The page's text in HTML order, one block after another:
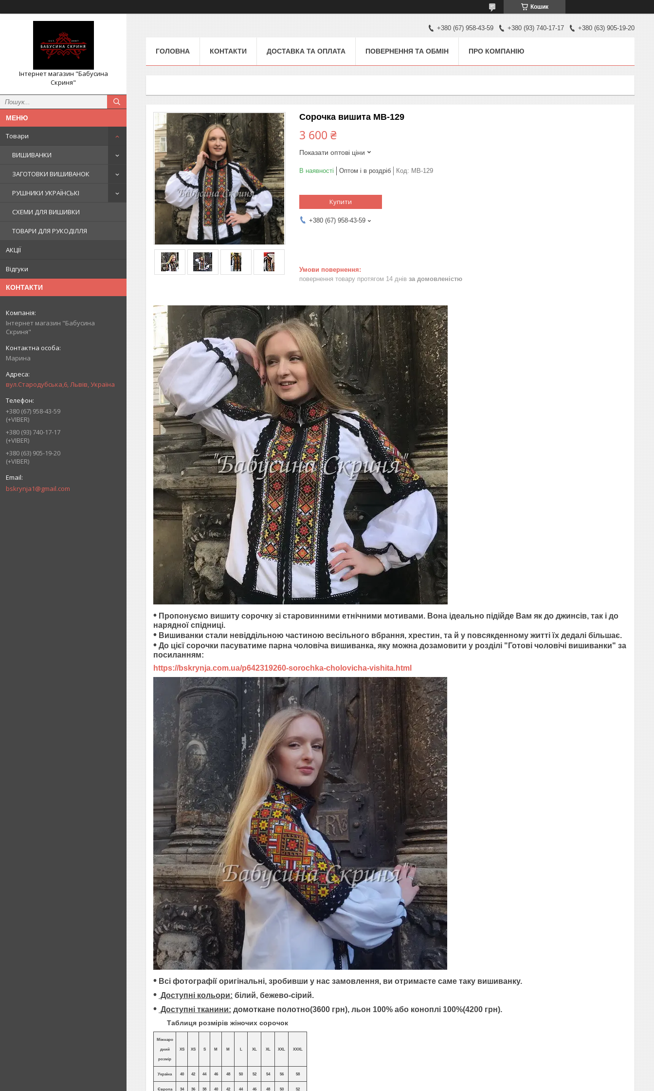
Кошик
Інтернет магазин "Бабусина
Скриня"
Товари
ВИШИВАНКИ
ЗАГОТОВКИ ВИШИВАНОК
РУШНИКИ УКРАЇНСЬКІ
СХЕМИ ДЛЯ ВИШИВКИ
ТОВАРИ ДЛЯ РУКОДІЛЛЯ
АКЦІЇ
Відгуки
КОНТАКТИ
Інтернет магазин "Бабусина
Скриня"
Марина
вул.Стародубська,6, Львів, Україна
+380 (67) 958-43-59
(+VIBER)
+380 (93) 740-17-17
(+VIBER)
+380 (63) 905-19-20
(+VIBER)
bskrynja1@gmail.com
+380 (67) 958-43-59 +380 (93) 740-17-17 +380 (63) 905-19-20
ГОЛОВНА КОНТАКТИ ДОСТАВКА ТА ОПЛАТА ПОВЕРНЕННЯ ТА ОБМІН ПРО КОМПАНІЮ
Сорочка вишита МВ-129
3 600 ₴
Показати оптові ціни
В наявності Оптом і в роздріб Код: МВ-129
Купити
+380 (67) 958-43-59
повернення товару протягом 14 днів за домовленістю
• Пропонуємо вишиту сорочку зі старовинними етнічними мотивами. Вона ідеально підійде Вам як до джинсів, так і до
нарядної спідниці.
• Вишиванки стали невіддільною частиною весільного вбрання, хрестин, та й у повсякденному житті їх дедалі більшає.
• До цієї сорочки пасуватиме парна чоловіча вишиванка, яку можна дозамовити у розділі "Готові чоловічі вишиванки" за
посиланням:
https://bskrynja.com.ua/p642319260-sorochka-cholovicha-vishita.html
• Всі фотографії оригінальні, зробивши у нас замовлення, ви отримаєте саме таку вишиванку.
• Доступні кольори: білий, бежево-сірий.
• Доступні тканини: домоткане полотно(3600 грн), льон 100% або коноплі 100%(4200 грн).
Таблиця розмірів жіночих сорочок
Міжнаро
дний
розмір
XS XS S M M L XL XL XXL XXXL
Україна 40 42 44 46 48 50 52 54 56 58
Європа 34 36 38 40 42 44 46 48 50 52